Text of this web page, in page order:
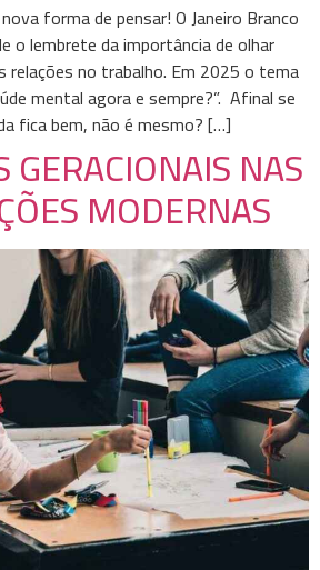
forma de pensar! O Janeiro Branco
o lembrete da importância de olhar
relações no trabalho. Em 2025 o tema
mental agora e sempre?”. Afinal se
fica bem, não é mesmo? […]
GERACIONAIS NAS
MODERNAS